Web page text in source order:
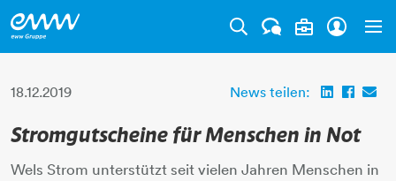
18.12.2019 News teilen:
Stromgutscheine für Menschen in Not
Wels Strom unterstützt seit vielen Jahren Menschen in